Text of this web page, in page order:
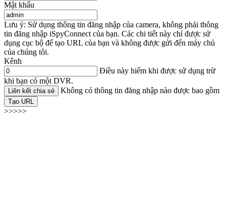
Mật khẩu
Lưu ý: Sử dụng thông tin đăng nhập của camera, không phải thông
tin đăng nhập iSpyConnect của bạn. Các chi tiết này chỉ được sử
dụng cục bộ để tạo URL của bạn và không được gửi đến máy chủ
của chúng tôi.
Kênh
Điều này hiếm khi được sử dụng trừ
khi bạn có một DVR.
Liên kết chia sẻ Không có thông tin đăng nhập nào được bao gồm
Tạo URL
>>>>>